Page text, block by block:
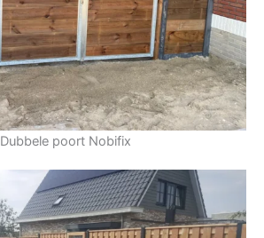
Dubbele poort Nobifix